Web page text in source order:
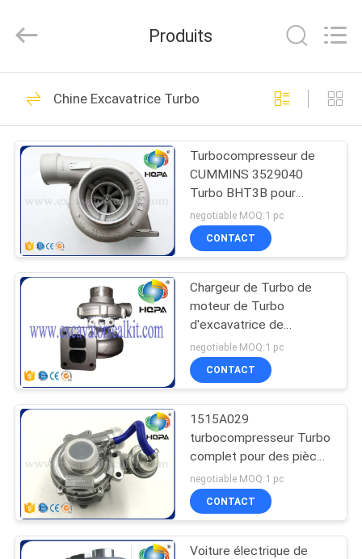
MAISON
PRODUITS
SUJET
DE
NOUS
VISITE
D'USINE
CONTRÔLE
QUALITÉ
PLAN
DU
Management
Services
All
Reserved.
Kit de joint
d'excavatrice
445
Kit hydraulique de
joint de briseur
48
Kits de joint de
chargeur
89
Produits
Chine Excavatrice Turbo
Turbocompresseur de
CUMMINS 3529040
Turbo BHT3B pour
NTA855 le moteur diesel
23KG
negotiable MOQ:1 pc
CONTACT
Chargeur de Turbo de
moteur de Turbo
d'excavatrice de
KOMATSU S6D105
6137-82-8200 6137-82-
8600
negotiable MOQ:1 pc
CONTACT
1515A029
turbocompresseur Turbo
complet pour des pièces
de moteur de Mitsubishi
negotiable MOQ:1 pc
CONTACT
Voiture électrique de